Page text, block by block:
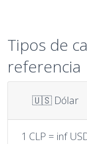
Tipos de
referencia
🇺🇸 Dólar
1 CLP = inf